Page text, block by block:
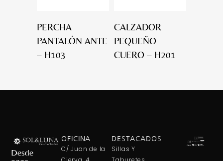
PERCHA
PANTALÓN ANTE
– H103
CALZADOR
PEQUEÑO
CUERO – H201
Desde
OFICINA
C/ Juan de la
DESTACADOS
Sillas Y